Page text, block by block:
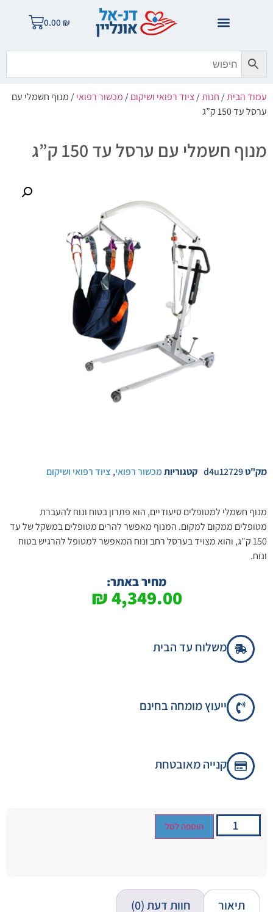
0.00 ₪
עמוד הבית/חנות/ציוד רפואי ושיקום/מכשור רפואי/ מנוף חשמלי עם
ערסל עד 150 ק”ג
מנוף חשמלי עם ערסל עד 150 ק”ג
מק"טd4u12729 קטגוריותמכשור רפואי, ציוד רפואי ושיקום
מנוף חשמלי למטופלים סיעודיים, הוא פתרון בטוח ונוח להעברת
מטופלים ממקום למקום. המנוף מאפשר להרים מטופלים במשקל של עד
150 ק"ג, והוא מצויד בערסל רחב ונוח המאפשר למטופל להרגיש בטוח
ונוח.
מחיר באתר:
4,349.00
₪
משלוח עד הבית
ייעוץ מומחה בחינם
קנייה מאובטחת
הוספה לסל
תיאור חוות דעת (0)